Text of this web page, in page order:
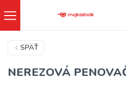
SPÄŤ
NEREZOVÁ